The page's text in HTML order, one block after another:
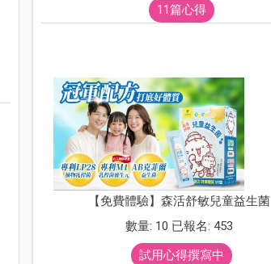
11篇心得
【免費體驗】森活舒敏兒童益生菌
數量: 10 已報名: 453
試用心得撰寫中